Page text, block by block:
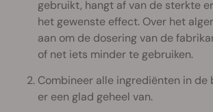
gebruikt, hangt af van de sterkte
het gewenste effect. Over het
aan om de dosering van de
of net iets minder te gebruiken.
Combineer alle ingrediënten in de
er een glad geheel van.